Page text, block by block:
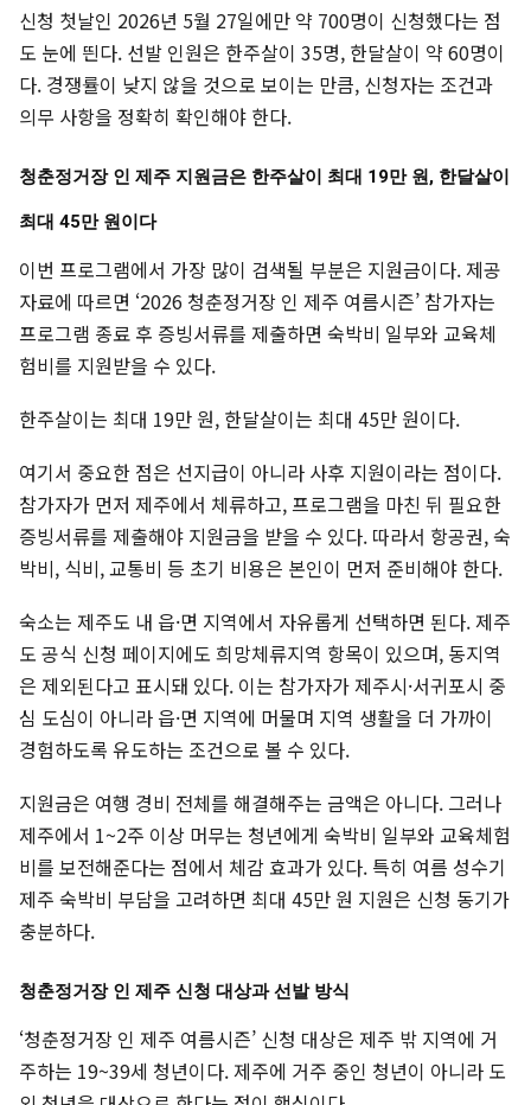
신청 첫날인 2026년 5월 27일에만 약 700명이 신청했다는 점
도 눈에 띈다. 선발 인원은 한주살이 35명, 한달살이 약 60명이
다. 경쟁률이 낮지 않을 것으로 보이는 만큼, 신청자는 조건과
의무 사항을 정확히 확인해야 한다.
청춘정거장 인 제주 지원금은 한주살이 최대 19만 원, 한달살이
최대 45만 원이다
이번 프로그램에서 가장 많이 검색될 부분은 지원금이다. 제공
자료에 따르면 ‘2026 청춘정거장 인 제주 여름시즌’ 참가자는
프로그램 종료 후 증빙서류를 제출하면 숙박비 일부와 교육체
험비를 지원받을 수 있다.
한주살이는 최대 19만 원, 한달살이는 최대 45만 원이다.
여기서 중요한 점은 선지급이 아니라 사후 지원이라는 점이다.
참가자가 먼저 제주에서 체류하고, 프로그램을 마친 뒤 필요한
증빙서류를 제출해야 지원금을 받을 수 있다. 따라서 항공권, 숙
박비, 식비, 교통비 등 초기 비용은 본인이 먼저 준비해야 한다.
숙소는 제주도 내 읍·면 지역에서 자유롭게 선택하면 된다. 제주
도 공식 신청 페이지에도 희망체류지역 항목이 있으며, 동지역
은 제외된다고 표시돼 있다. 이는 참가자가 제주시·서귀포시 중
심 도심이 아니라 읍·면 지역에 머물며 지역 생활을 더 가까이
경험하도록 유도하는 조건으로 볼 수 있다.
지원금은 여행 경비 전체를 해결해주는 금액은 아니다. 그러나
제주에서 1~2주 이상 머무는 청년에게 숙박비 일부와 교육체험
비를 보전해준다는 점에서 체감 효과가 있다. 특히 여름 성수기
제주 숙박비 부담을 고려하면 최대 45만 원 지원은 신청 동기가
충분하다.
청춘정거장 인 제주 신청 대상과 선발 방식
‘청춘정거장 인 제주 여름시즌’ 신청 대상은 제주 밖 지역에 거
주하는 19~39세 청년이다. 제주에 거주 중인 청년이 아니라 도